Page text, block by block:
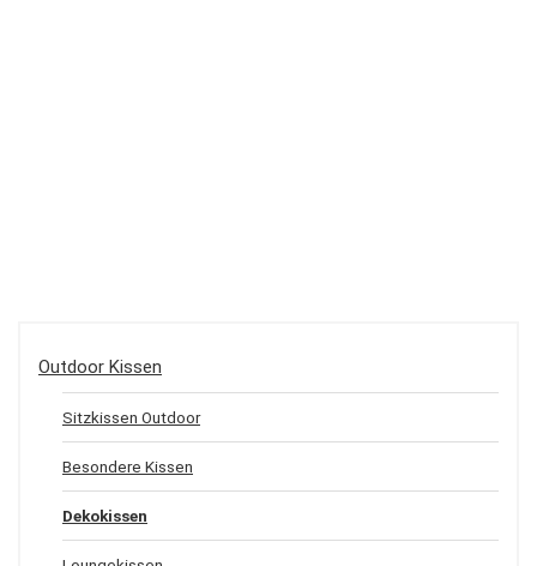
Outdoor Kissen
Sitzkissen Outdoor
Besondere Kissen
Dekokissen